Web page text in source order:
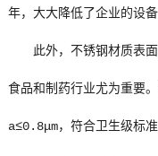
年，大大降低了企业的设
此外，不锈钢材质表
食品和制药行业尤为重要
a≤0.8μm，符合卫生级标准